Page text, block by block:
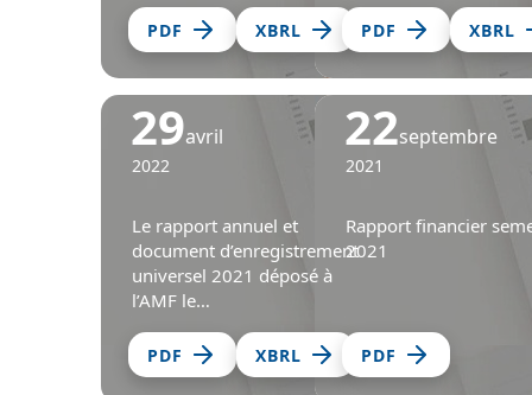
PDF XBRL PDF XBRL
29avril
2022
Le rapport annuel et
document d’enregistrement
universel 2021 déposé à
l’AMF le…
PDF XBRL
22septembre
2021
Rapport financier
2021
PDF